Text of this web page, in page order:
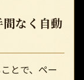
なく自動
とで、ペー